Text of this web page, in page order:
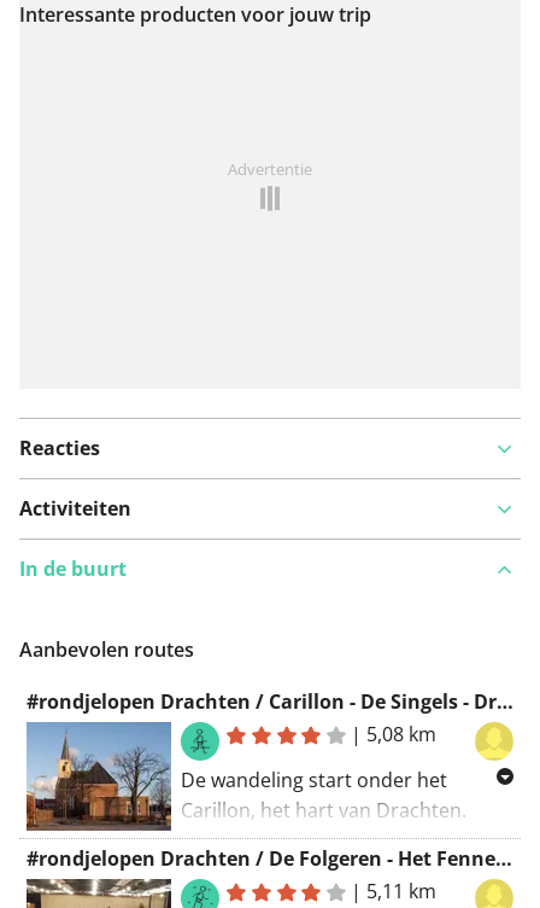
Bekijk op kaart
Interessante producten voor jouw trip
Advertentie
Reacties
Activiteiten
In de buurt
Aanbevolen routes
#rondjelopen Drachten / Carillon - De Singels - Drachtstervaart
| 5,08 km
De wandeling start onder het
Carillon, het hart van Drachten.
Daarna door het Reidingpark en
langs de waterpartijen van de
Burefen, de Hoge Bomen en door
#rondjelopen Drachten / De Folgeren - Het Fennepark
| 5,11 km